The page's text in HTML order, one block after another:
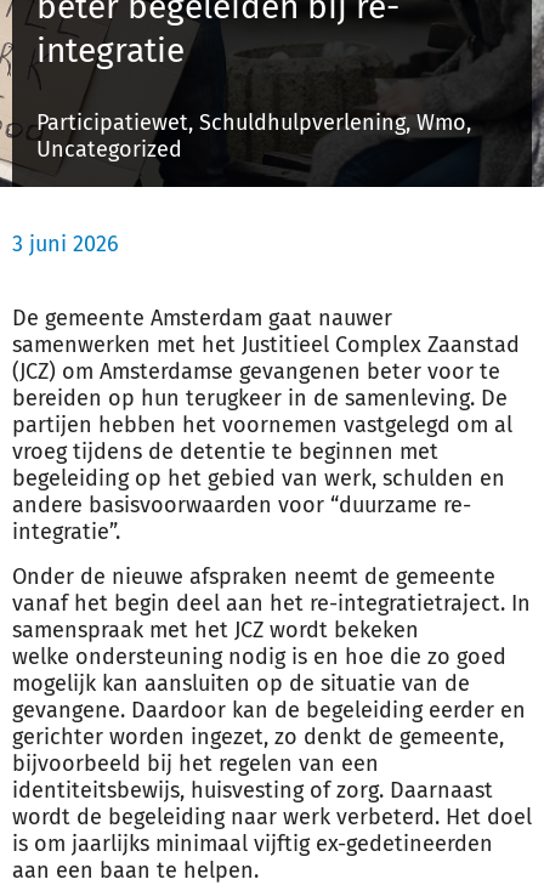
Inloggen
Registreren
integratie
Participatiewet, Schuldhulpverlening, Wmo,
Uncategorized
3 juni 2026
De gemeente Amsterdam gaat nauwer
samenwerken met het Justitieel Complex Zaanstad
(JCZ) om Amsterdamse gevangenen beter voor te
bereiden op hun terugkeer in de samenleving. De
partijen hebben het voornemen vastgelegd om al
vroeg tijdens de detentie te beginnen met
begeleiding op het gebied van werk, schulden en
andere basisvoorwaarden voor “duurzame re-
integratie”.
Onder de nieuwe afspraken neemt de gemeente
vanaf het begin deel aan het re-integratietraject. In
samenspraak met het JCZ wordt bekeken
welke ondersteuningnodig is en hoe die zo goed
mogelijk kan aansluiten op de situatie van de
gevangene. Daardoor kan de begeleiding eerder en
gerichter worden ingezet, zo denkt de gemeente,
bijvoorbeeld bij het regelen van een
identiteitsbewijs, huisvesting of zorg. Daarnaast
wordt de begeleiding naar werk verbeterd. Het doel
is om jaarlijks minimaal vijftig ex-gedetineerden
aan een baan te helpen.